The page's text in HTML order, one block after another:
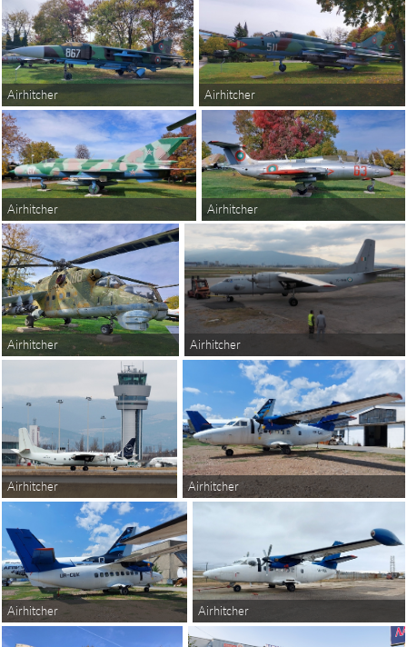
Airhitcher Airhitcher
Airhitcher Airhitcher
Airhitcher Airhitcher
Airhitcher Airhitcher
Airhitcher Airhitcher